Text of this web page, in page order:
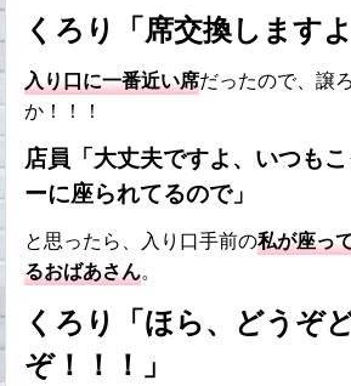
くろり「席交換します
入り口に一番近い席だったので、譲
か！！！
店員「大丈夫ですよ、いつも
ーに座られてるので」
と思ったら、入り口手前の私が座っ
るおばあさん。
くろり「ほら、どうぞ
ぞ！！！」